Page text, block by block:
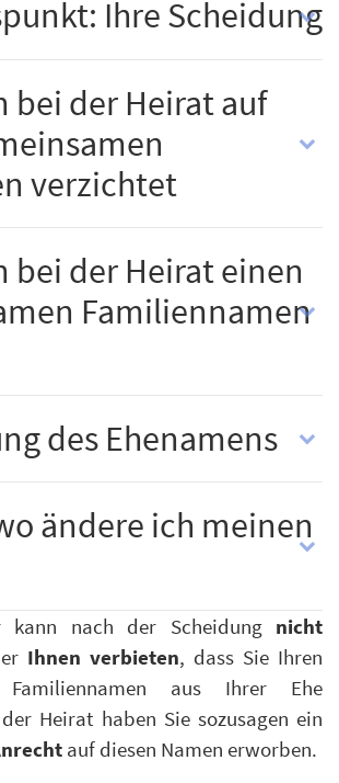
Ihre Scheidung
bei der Heirat auf
verzichtet
bei der Heirat einen
Familiennamen
des Ehenamens
ändere ich meinen
kann nach der Scheidung nicht
Ihnen verbieten, dass Sie Ihren
Familiennamen aus Ihrer Ehe
Heirat haben Sie sozusagen ein
auf diesen Namen erworben.